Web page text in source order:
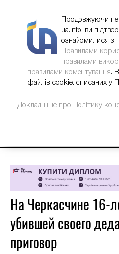
На Черкасчине 16-
убившей своего
приговор
Продовжуючи
ua.info, ви
ознайомилися з
Правилами
правилами
правилами коментування.
файлів cookie, описаних у
Докладніше про Політику